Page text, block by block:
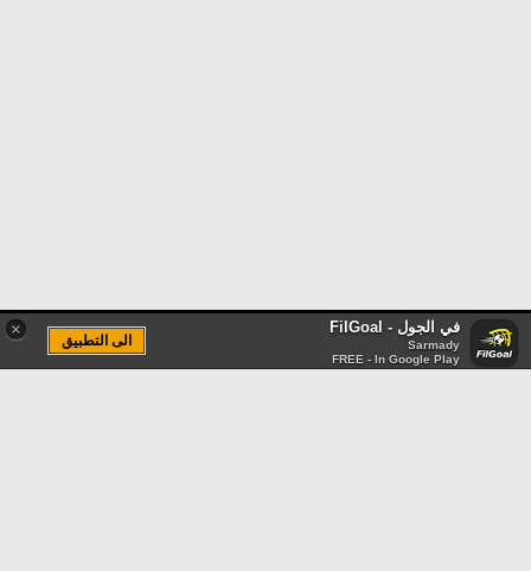
× في الجول - FilGoal
Sarmady
FREE - In Google Play
الى التطبيق